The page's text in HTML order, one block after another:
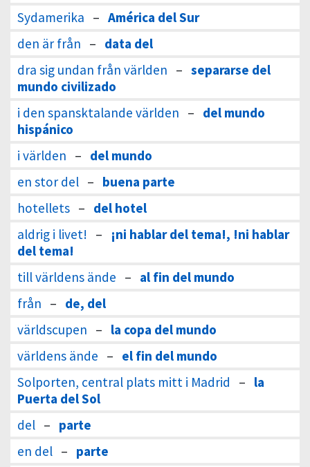
Sydamerika – América del Sur
den är från – data del
dra sig undan från världen – separarse del
mundo civilizado
i den spansktalande världen – del mundo
hispánico
i världen – del mundo
en stor del – buena parte
hotellets – del hotel
aldrig i livet! –
¡ni hablar del tema!, !ni hablar
del tema!
till världens ände – al fin del mundo
från – de, del
världscupen – la copa del mundo
världens ände – el fin del mundo
Solporten, central plats mitt i Madrid
– la
Puerta del Sol
del – parte
en del – parte